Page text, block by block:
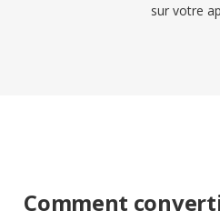
sur votre
Comment